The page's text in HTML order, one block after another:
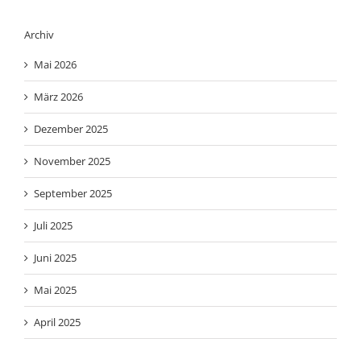
Archiv
Mai 2026
März 2026
Dezember 2025
November 2025
September 2025
Juli 2025
Juni 2025
Mai 2025
April 2025